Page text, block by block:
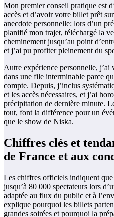
Mon premier conseil pratique est
accès et d’avoir votre billet prêt
anecdote personnelle: lors d’un
planifié mon trajet, téléchargé la
cheminement jusqu’au point
et j’ai pu profiter pleinement du
Autre expérience personnelle,
dans une file interminable parce
compte. Depuis, j’inclus
et les accès nécessaires, et j’ai
précipitation de dernière minute.
tout, font la différence pour un
que le show de Niska.
Chiffres clés et
de France et aux
Les chiffres officiels indiquent
jusqu’à 80 000 spectateurs lors
adaptée au flux du public et à
explique pourquoi les billets
grandes soirées et pourquoi la